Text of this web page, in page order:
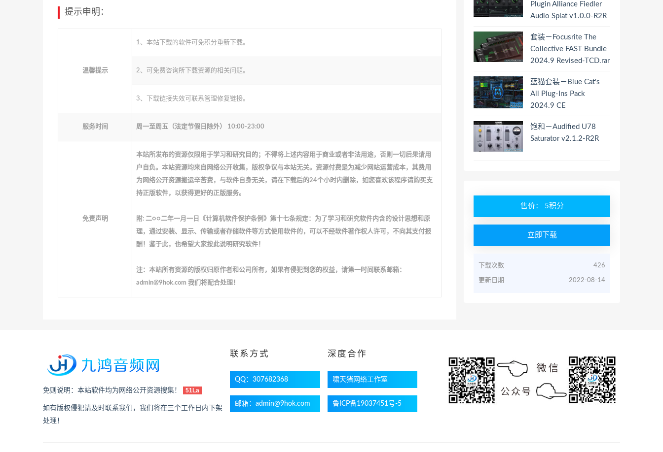
提示申明：
温馨提示
1、本站下载的软件可免积分重新下载。
2、可免费咨询所下载资源的相关问题。
3、下载链接失效可联系管理修复链接。
服务时间 周一至周五（法定节假日除外） 10:00-23:00
免责声明
本站所发布的资源仅限用于学习和研究目的；不得将上述内容用于商业或者非法用途，否则一切后果请用
户自负。本站资源均来自网络公开收集，版权争议与本站无关。资源付费是为减少网站运营成本，其费用
为网络公开资源搬运辛苦费，与软件自身无关，请在下载后的24个小时内删除，如您喜欢该程序请购买支
持正版软件，以获得更好的正版服务。
附: 二○○二年一月一日《计算机软件保护条例》第十七条规定：为了学习和研究软件内含的设计思想和原
理，通过安装、显示、传输或者存储软件等方式使用软件的，可以不经软件著作权人许可，不向其支付报
酬！鉴于此，也希望大家按此说明研究软件！
注：本站所有资源的版权归原作者和公司所有，如果有侵犯到您的权益，请第一时间联系邮箱：
admin@9hok.com 我们将配合处理！
Plugin Alliance Fiedler
Audio Splat v1.0.0-R2R
套装－Focusrite The
Collective FAST Bundle
2024.9 Revised-TCD.rar
蓝猫套装－Blue Cat's
All Plug-Ins Pack
2024.9 CE
饱和－Audified U78
Saturator v2.1.2-R2R
售价： 5积分
立即下载
下载次数 426
更新日期 2022-08-14
免则说明：本站软件均为网络公开资源搜集！ 51La
如有版权侵犯请及时联系我们，我们将在三个工作日内下架
处理！
联系方式
QQ：307682368
邮箱：admin@9hok.com
深度合作
啸天猪网络工作室
鲁ICP备19037451号-5